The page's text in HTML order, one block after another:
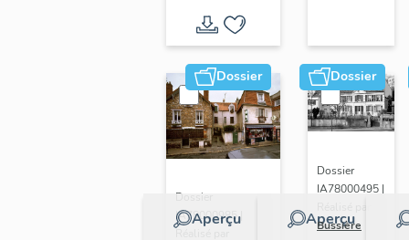
Dossier
Aperçu
Dossier
IA78000985 |
Dossier
Aperçu
Dossier
IA78000495 |
Bussière